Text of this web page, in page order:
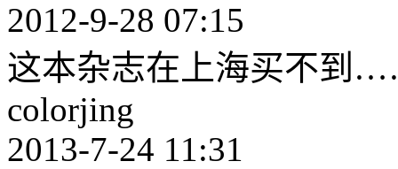
2012-9-28 07:15
这本杂志在上海买不到
colorjing
2013-7-24 11:31